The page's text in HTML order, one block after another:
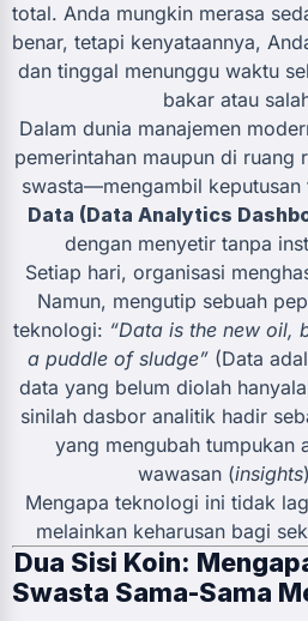
total. Anda mungkin merasa
benar, tetapi kenyataannya,
dan tinggal menunggu waktu
bakar atau
Dalam dunia manajemen
pemerintahan maupun di ruang
swasta—mengambil keputusan
Data (Data Analytics
dengan menyetir tanpa
Setiap hari, organisasi
Namun, mengutip sebuah
teknologi: “Data is the new oil,
a puddle of sludge” (Data
data yang belum diolah
sinilah dasbor analitik hadir
yang mengubah tumpukan
wawasan (insights
Mengapa teknologi ini tidak
melainkan keharusan bagi
Dua Sisi Koin:
Swasta Sama-Sama